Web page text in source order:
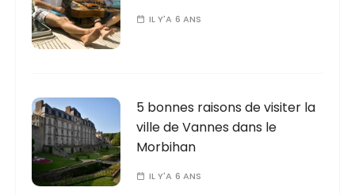
IL Y'A 6 ANS
5 bonnes raisons de visiter la
ville de Vannes dans le
Morbihan
IL Y'A 6 ANS